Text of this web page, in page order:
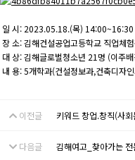
일 시: 2023.05.18.(목) 14:00~16:30
장 소: 김해건설공업고등학교 직업체
대 상: 김해글로벌청소년 21명 (이주
내 용: 5개학과(건설정보과,건축디자
이전글 키워드 창업.창직(사
다음글 김해여고_찾아가는